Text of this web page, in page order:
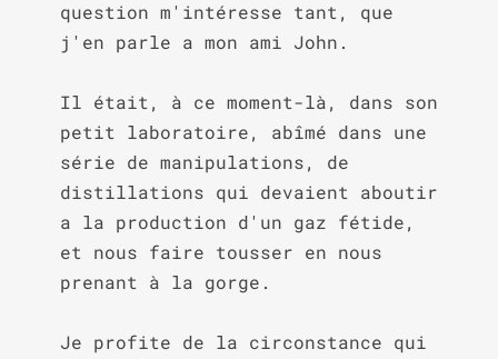
question m'intéresse tant, que
j'en parle a mon ami John.
Il était, à ce moment-là, dans son
petit laboratoire, abîmé dans une
série de manipulations, de
distillations qui devaient aboutir
a la production d'un gaz fétide,
et nous faire tousser en nous
prenant à la gorge.
Je profite de la circonstance qui